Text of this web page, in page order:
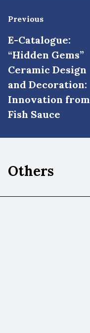
Previous
E-Catalogue:
“Hidden Gems”
Ceramic Design
and Decoration:
Innovation from
Fish Sauce
Others